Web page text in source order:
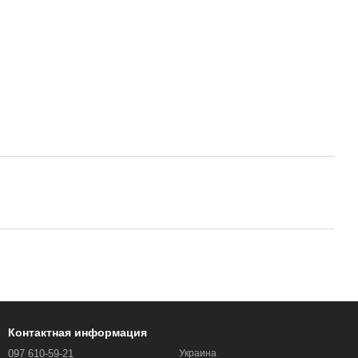
Контактная информация
097 610-59-21 Украина